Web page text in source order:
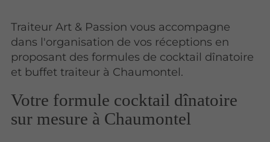
Traiteur Art & Passion vous accompagne
dans l'organisation de vos réceptions en
proposant des formules de cocktail dînatoire
et buffet traiteur à Chaumontel.
Votre formule cocktail dînatoire
sur mesure à Chaumontel